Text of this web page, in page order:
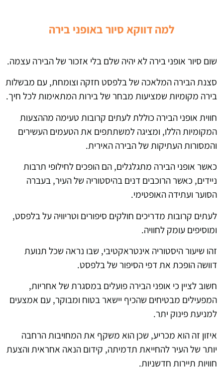
למה דווקא סיורבאופני בירה
שום סיור אופני בירה לא יהיה שלם בלי אזכור של הבירה עצמה.
סצנת הבירה המלאכה של בלפסט חזקה וצומחת, עם מבשלות
בירה מקומיות שמציעות מבחר של בירות המתאימות לכל חיך.
חווית אופני הבירה כוללת לעתים קרובות טעימה מההצעות
המקומיות הללו, ומציגה למשתתפים את הטעמים העשירים
והמסורות העתיקות של הבירה האירית.
כאשר אופני הבירה מתגלגלים, הם הופכים לחילופי תרבות
ניידים, כאשר הרוכבים דנים בהיסטוריה של העיר, בעברה
הסוער ועתידה האופטימי.
לעתים קרובות מדריכים חולקים סיפורים וטריוויה על בלפסט,
ומוסיפים עומק לחוויה.
זהו שיעור היסטוריה אינטראקטיבי, שבו נראה שכל תנועת
דוושה הופכת את דפי הסיפור של בלפסט.
חשוב לציין כי אופני הבירה פועלים במסגרת של אחריות,
המפעילים מבטיחים שהכיף יישאר בטוח ומבוקר, עם אמצעים
למניעת פינוק יתר.
איזון זה הוא מכריע, שכן הוא משקף את המחויבות הרחבה
יותר של העיר להחייאת תדמיתה, קידום הנאה אחראית והצעת
חוויות תיירות חדשניות.